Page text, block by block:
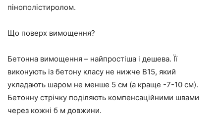
пінополістиролом.
Що поверх вимощення?
Бетонна вимощення – найпростіша і дешева. Її
виконують із бетону класу не нижче В15, який
укладають шаром не менше 5 см (а краще -7-10 см).
Бетонну стрічку поділяють компенсаційними швами
через кожні б м довжини.